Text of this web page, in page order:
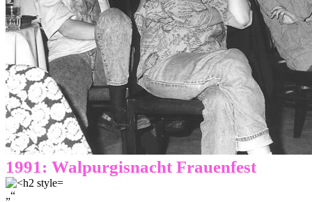
1991: Walpurgisnacht Frauenfest
„“